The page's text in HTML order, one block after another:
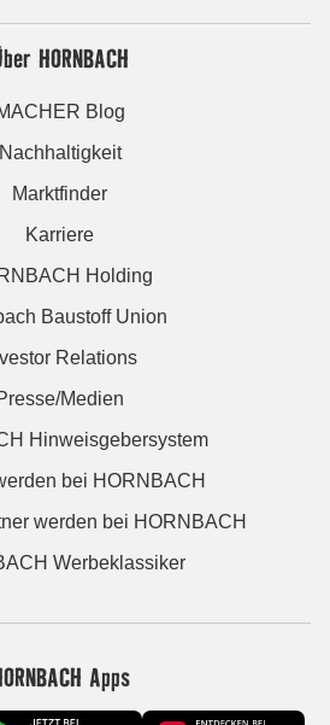
HORNBACH
Blog
Nachhaltigkeit
Marktfinder
Karriere
Holding
Baustoff Union
Relations
Medien
Hinweisgebersystem
bei HORNBACH
werden bei HORNBACH
Werbeklassiker
Apps